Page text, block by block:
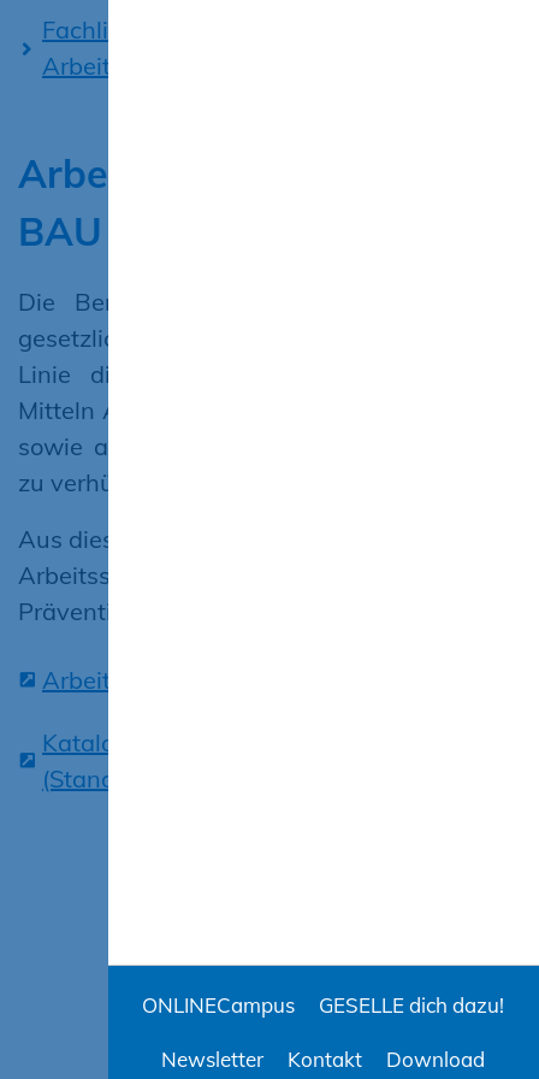
Fachliche Weisungen der Bundesagentur für
Arbeit zum Qualifizierungsgeld (Anlage 4)
Arbeitsschutzprämien BG
BAU
Die Berufsgenossenschaft als Träger der
gesetzlichen Unfallversicherung hat in erster
Linie die Aufgabe, mit allen geeigneten
Mitteln Arbeitsunfälle und Berufskrankheiten
sowie arbeitsbedingte Gesundheitsgefahren
zu verhüten.
Aus diesem Grund gibt es einen Katalog mit
Arbeitsschutzprämien als
Präventionsprogramm.
Arbeitsschutzprämien BG BAU
Katalog der Arbeitsschutzprämien BG BAU
(Stand 04/2023) zum Download
ONLINECampus GESELLE dich dazu!
Newsletter Kontakt Download